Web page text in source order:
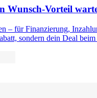
Wunsch-Vorteil
– für Finanzierung,
sondern dein Deal